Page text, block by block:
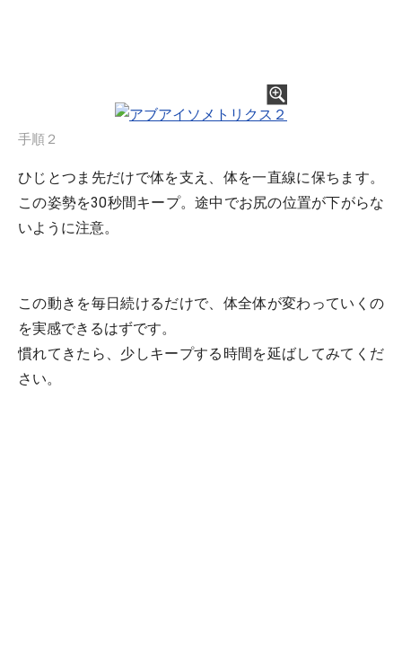
手順２
ひじとつま先だけで体を支え、体を一直線に保ちます。
この姿勢を30秒間キープ。途中でお尻の位置が下がらな
いように注意。
この動きを毎日続けるだけで、体全体が変わっていくの
を実感できるはずです。
慣れてきたら、少しキープする時間を延ばしてみてくだ
さい。